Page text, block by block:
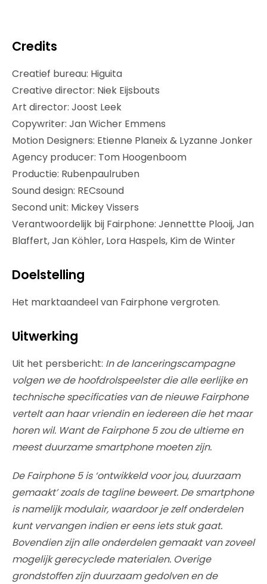
Credits
Creatief bureau: Higuita
Creative director: Niek Eijsbouts
Art director: Joost Leek
Copywriter: Jan Wicher Emmens
Motion Designers: Etienne Planeix & Lyzanne Jonker
Agency producer: Tom Hoogenboom
Productie: Rubenpaulruben
Sound design: RECsound
Second unit: Mickey Vissers
Verantwoordelijk bij Fairphone: Jennettte Plooij, Jan
Blaffert, Jan Köhler, Lora Haspels, Kim de Winter
Doelstelling
Het marktaandeel van Fairphone vergroten.
Uitwerking
Uit het persbericht: In de lanceringscampagne
volgen we de hoofdrolspeelster die alle eerlijke en
technische specificaties van de nieuwe Fairphone
vertelt aan haar vriendin en iedereen die het maar
horen wil. Want de Fairphone 5 zou de ultieme en
meest duurzame smartphone moeten zijn.
De Fairphone 5 is ‘ontwikkeld voor jou, duurzaam
gemaakt’ zoals de tagline beweert. De smartphone
is namelijk modulair, waardoor je zelf onderdelen
kunt vervangen indien er eens iets stuk gaat.
Bovendien zijn alle onderdelen gemaakt van zoveel
mogelijk gerecyclede materialen. Overige
grondstoffen zijn duurzaam gedolven en de